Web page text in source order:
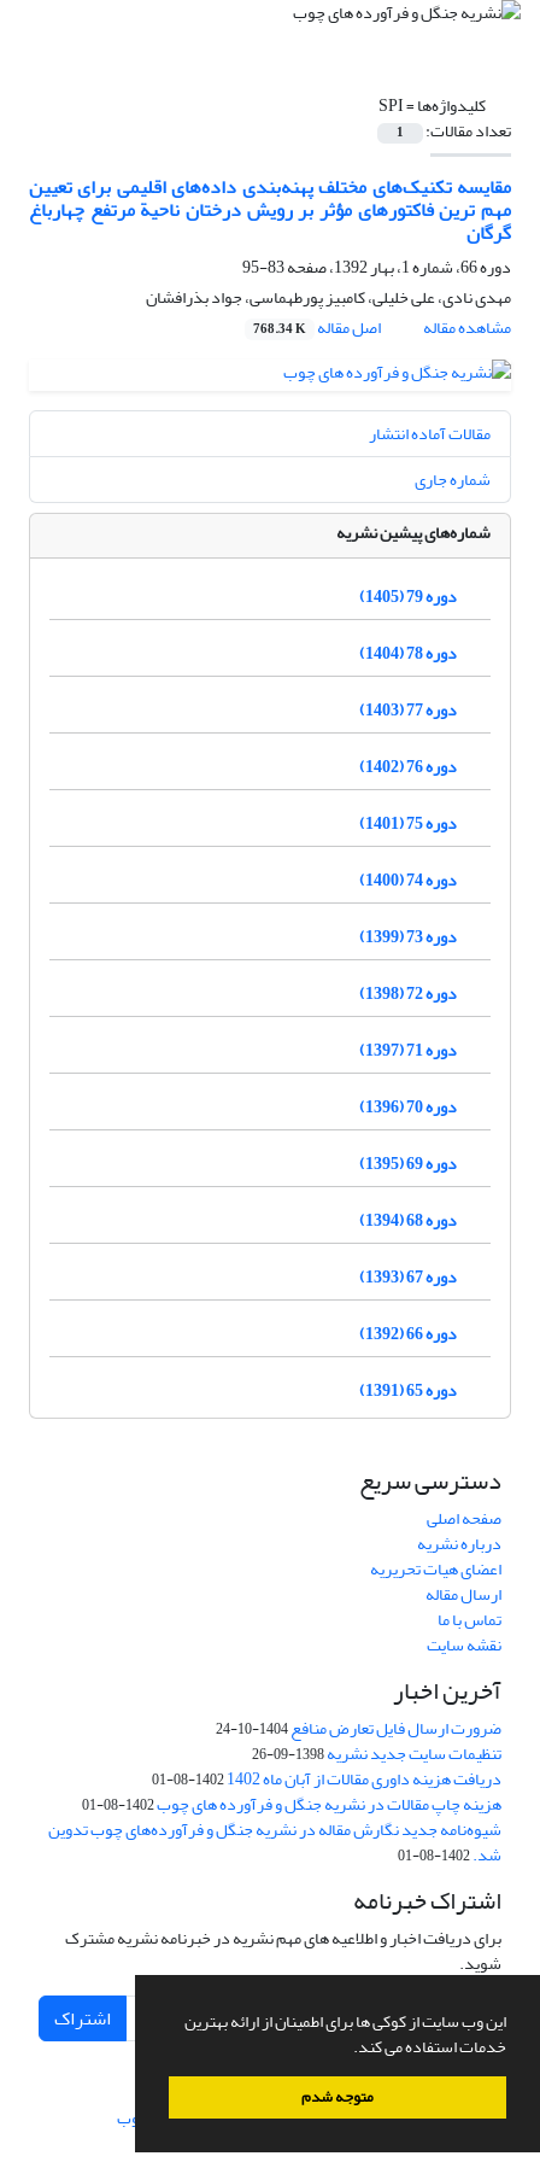
این وب سایت از کوکی ها برای اطمینان از ارائه بهترین
خدمات استفاده می کند.
متوجه شدم
کلیدواژه‌ها =SPI
تعداد مقالات: 1
مقایسه تکنیک‌‌‌های مختلف پهنه‌‌بندی داده‌‌‌های اقلیمی برای تعیین
مهم ترین فاکتور‌های مؤثر بر رویش درختان ناحیة مرتفع چهارباغ
گرگان
دوره 66، شماره 1، بهار 1392، صفحه
83-95
مهدی نادی، علی خلیلی، کامبیز پورطهماسی، جواد بذرافشان
مشاهده مقاله
اصل مقاله 768.34 K
مقالات آماده انتشار
شماره جاری
شماره‌های پیشین نشریه
دوره 79 (1405)
دوره 78 (1404)
دوره 77 (1403)
دوره 76 (1402)
دوره 75 (1401)
دوره 74 (1400)
دوره 73 (1399)
دوره 72 (1398)
دوره 71 (1397)
دوره 70 (1396)
دوره 69 (1395)
دوره 68 (1394)
دوره 67 (1393)
دوره 66 (1392)
دوره 65 (1391)
دسترسی سریع
صفحه اصلی
درباره نشریه
اعضای هیات تحریریه
ارسال مقاله
تماس با ما
نقشه سایت
آخرین اخبار
ضرورت ارسال فایل تعارض منافع1404-10-24
تنظیمات سایت جدید نشریه1398-09-26
دریافت هزینه داوری مقالات از آبان ماه 1402 1402-08-01
هزینه چاپ مقالات در نشریه جنگل و فرآورده های چوب1402-08-01
شیوه‌نامه جدید نگارش مقاله در نشریه جنگل و فرآورده‌های چوب تدوین
شد.1402-08-01
اشتراک خبرنامه
برای دریافت اخبار و اطلاعیه های مهم نشریه در خبرنامه نشریه مشترک
شوید.
اشتراک
سامانه مدیریت نشریات علمی.طراحی و پیاده سازی از سیناوب